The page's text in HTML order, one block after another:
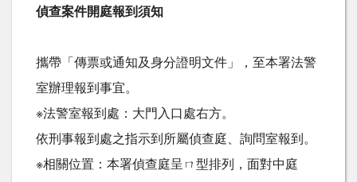
偵查案件開庭報到須知
攜帶「傳票或通知及身分證明文件」，至本署法警
室辦理報到事宜。
※法警室報到處：大門入口處右方。
依刑事報到處之指示到所屬偵查庭、詢問室報到。
※相關位置：本署偵查庭呈ㄇ型排列，面對中庭